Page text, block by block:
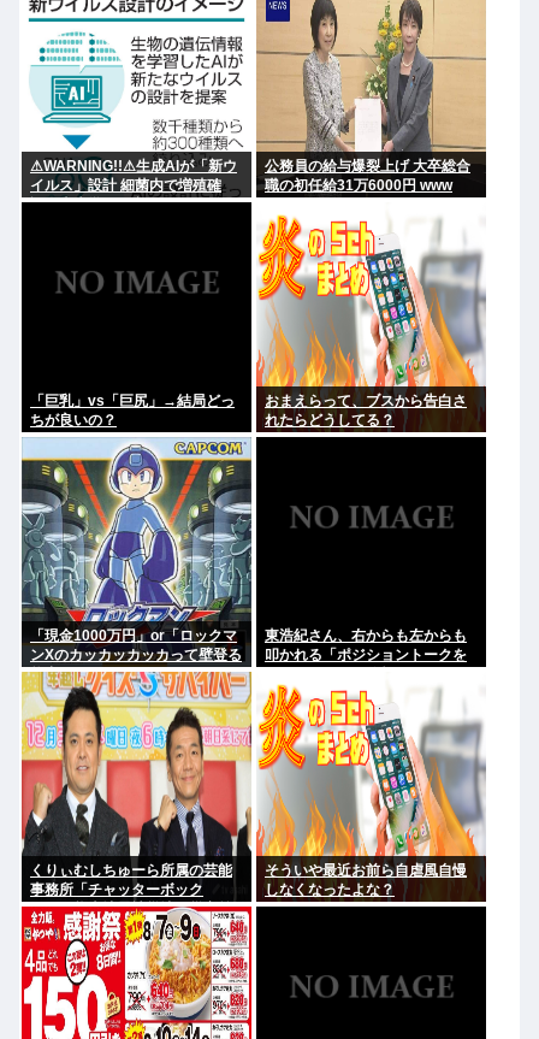
⚠WARNING!!⚠生成AIが「新ウ
イルス」設計 細菌内で増殖確
認、米大学が研究
公務員の給与爆裂上げ 大卒総合
職の初任給31万6000円 www
「巨乳」vs「巨尻」→結局どっ
ちが良いの？
おまえらって、ブスから告白さ
れたらどうしてる？
「現金1000万円」or「ロックマ
ンXのカッカッカッカって壁登る
能力」
東浩紀さん、右からも左からも
叩かれる「ポジショントークを
擁護されるwww
くりぃむしちゅーら所属の芸能
事務所「チャッターボック
ス」、熊本地震被災地に災害義
援金寄付を発表
そういや最近お前ら自虐風自慢
しなくなったよな？